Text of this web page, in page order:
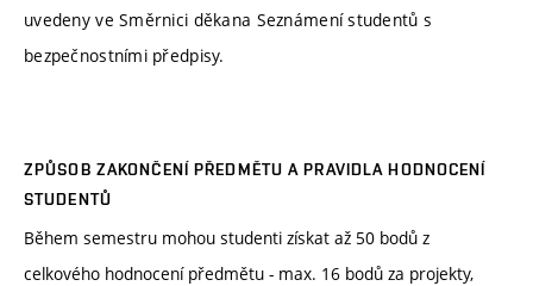
uvedeny ve Směrnici děkana Seznámení studentů s
bezpečnostními předpisy.
ZPŮSOB ZAKONČENÍ PŘEDMĚTU A PRAVIDLA HODNOCENÍ
STUDENTŮ
Během semestru mohou studenti získat až 50 bodů z
celkového hodnocení předmětu - max. 16 bodů za projekty,